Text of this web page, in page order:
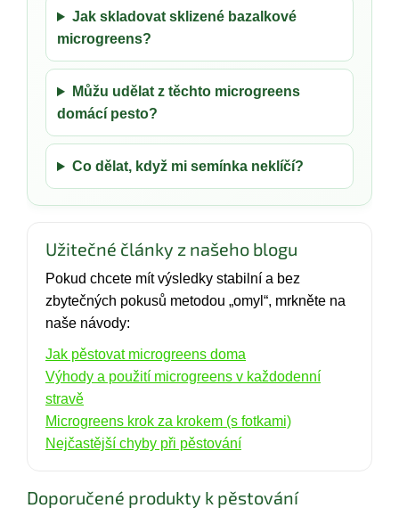
Jak skladovat sklizené bazalkové
microgreens?
Můžu udělat z těchto microgreens
domácí pesto?
Co dělat, když mi semínka neklíčí?
Užitečné články z našeho blogu
Pokud chcete mít výsledky stabilní a bez
zbytečných pokusů metodou „omyl“, mrkněte na
naše návody:
Jak pěstovat microgreens doma
Výhody a použití microgreens v každodenní
stravě
Microgreens krok za krokem (s fotkami)
Nejčastější chyby při pěstování
Doporučené produkty k pěstování